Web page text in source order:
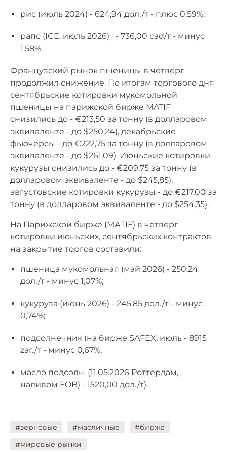
рис (июль 2024) - 624,94 дол./т - плюс 0,59%;
рапс (ICE, июль 2026) - 736,00 cad/т - минус
1,58%.
Французский рынок пшеницы в четверг
продолжил снижение. По итогам торгового дня
сентябрьские котировки мукомольной
пшеницы на парижской бирже MATIF
снизились до - €213,50 за тонну (в долларовом
эквиваленте - до $250,24), декабрьские
фьючерсы - до €222,75 за тонну (в долларовом
эквиваленте - до $261,09). Июньские котировки
кукурузы снизились до - €209,75 за тонну (в
долларовом эквиваленте - до $245,85),
августовские котировки кукурузы - до €217,00 за
тонну (в долларовом эквиваленте - до $254,35).
На Парижской бирже (МАTIF) в четверг
котировки июньских, сентябрьских контрактов
на закрытие торгов составили:
пшеница мукомольная (май 2026) - 250,24
дол./т - минус 1,07%;
кукуруза (июнь 2026) - 245,85 дол./т - минус
0,74%;
подсолнечник (на бирже SAFEX, июль - 8915
zar./т - минус 0,67%;
масло подсолн. (11.05.2026 Роттердам,
наливом FOB) - 1520,00 дол./т).
#зерновые #масличные
#биржа
#мировые рынки